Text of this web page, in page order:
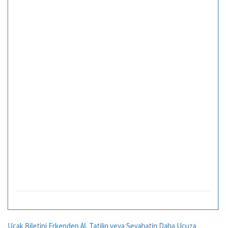
Uçak Biletini Erkenden Al, Tatilin veya Seyahatin Daha Ucuza